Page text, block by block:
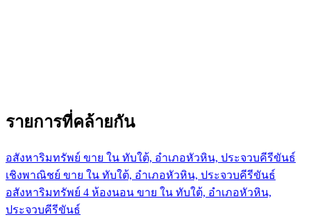
รายการที่คล้ายกัน
อสังหาริมทรัพย์ ขาย ใน ทับใต้, อำเภอหัวหิน, ประจวบคีรีขันธ์
เชิงพาณิชย์ ขาย ใน ทับใต้, อำเภอหัวหิน, ประจวบคีรีขันธ์
อสังหาริมทรัพย์ 4 ห้องนอน ขาย ใน ทับใต้, อำเภอหัวหิน,
ประจวบคีรีขันธ์